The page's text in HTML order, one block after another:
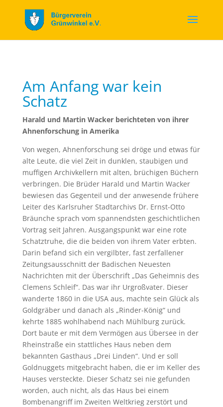
Am Anfang war kein
Schatz
Harald und Martin Wacker berichteten von ihrer
Ahnenforschung in Amerika
Von wegen, Ahnenforschung sei dröge und etwas für
alte Leute, die viel Zeit in dunklen, staubigen und
muffigen Archivkellern mit alten, brüchigen Büchern
verbringen. Die Brüder Harald und Martin Wacker
bewiesen das Gegenteil und der anwesende frühere
Leiter des Karlsruher Stadtarchivs Dr. Ernst-Otto
Bräunche sprach vom spannendsten geschichtlichen
Vortrag seit Jahren. Ausgangspunkt war eine rote
Schatztruhe, die die beiden von ihrem Vater erbten.
Darin befand sich ein vergilbter, fast zerfallener
Zeitungsausschnitt der Badischen Neuesten
Nachrichten mit der Überschrift „Das Geheimnis des
Clemens Schleif“. Das war ihr Urgroßvater. Dieser
wanderte 1860 in die USA aus, machte sein Glück als
Goldgräber und danach als „Rinder-König“ und
kehrte 1885 wohlhabend nach Mühlburg zurück.
Dort baute er mit dem Vermögen aus Übersee in der
Rheinstraße ein stattliches Haus neben dem
bekannten Gasthaus „Drei Linden“. Und er soll
Goldnuggets mitgebracht haben, die er im Keller des
Hauses versteckte. Dieser Schatz sei nie gefunden
worden, auch nicht, als das Haus bei einem
Bombenangriff im Zweiten Weltkrieg zerstört und